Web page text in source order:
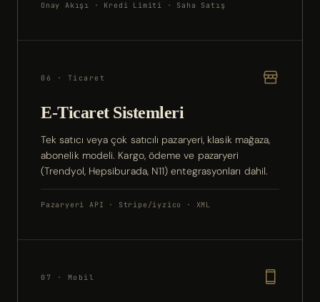
Onay Akışı · Kredi Limiti · Saha Satış
06 · Ticaret
E-Ticaret Sistemleri
Tek satıcı veya çok satıcılı pazaryeri, klasik mağaza,
abonelik modeli. Kargo, ödeme ve pazaryeri
(Trendyol, Hepsiburada, N11) entegrasyonları dahil.
Pazaryeri API · Stripe/iyzico · XML
07 · Mobil